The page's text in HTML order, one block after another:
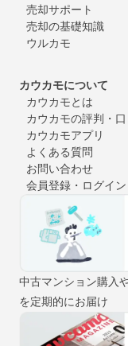
売却サポート
売却の基礎知識
ウルカモ
カウカモについて
カウカモとは
カウカモの評判・口
カウカモアプリ
よくある質問
お問い合わせ
会員登録・ログイン
中古マンション購入
を定期的にお届け